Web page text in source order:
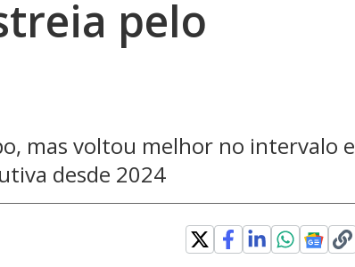
pelo
mas voltou melhor no intervalo e
desde 2024